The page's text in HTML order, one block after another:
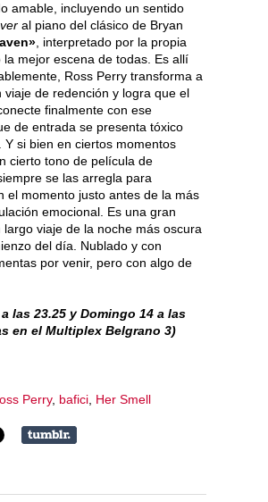
amable, incluyendo un sentido
al piano del clásico de Bryan
, interpretado por la propia
la mejor escena de todas. Es allí
Ross Perry transforma a
viaje de redención y logra que el
finalmente con ese
de entrada se presenta tóxico
Y si bien en ciertos momentos
cierto tono de película de
se las arregla para
el momento justo antes de la más
emocional. Es una gran
largo viaje de la noche más oscura
del día. Nublado y con
por venir, pero con algo de
las 23.25 y Domingo 14 a las
en el Multiplex Belgrano 3)
Perry, bafici, Her Smell